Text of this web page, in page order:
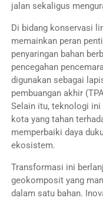
jalan sekaligus
Di bidang konservasi
memainkan peran
penyaringan bahan
pencegahan
digunakan sebagai
pembuangan akhir
Selain itu, teknologi
kota yang tahan
memperbaiki daya
ekosistem.
Transformasi ini
geokomposit yang
dalam satu bahan.